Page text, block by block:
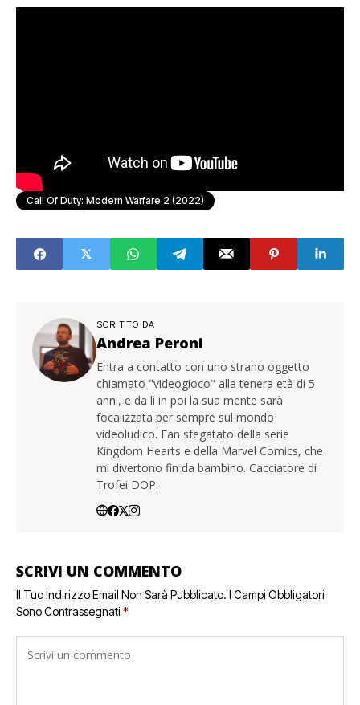
Call Of Duty: Modern Warfare 2 (2022)
SCRITTO DA
Andrea Peroni
Entra a contatto con uno strano oggetto
chiamato "videogioco" alla tenera età di 5
anni, e da lì in poi la sua mente sarà
focalizzata per sempre sul mondo
videoludico. Fan sfegatato della serie
Kingdom Hearts e della Marvel Comics, che
mi divertono fin da bambino. Cacciatore di
Trofei DOP.
SCRIVI UN COMMENTO
Il Tuo Indirizzo Email Non Sarà Pubblicato. I Campi Obbligatori
Sono Contrassegnati *